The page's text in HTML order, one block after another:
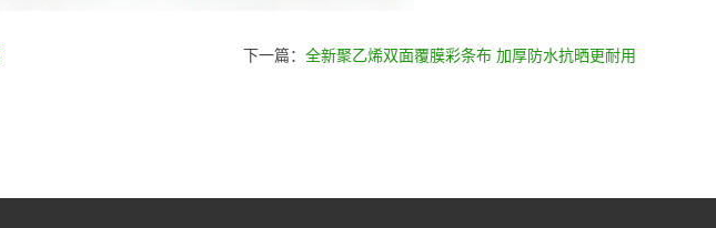
下一篇： 全新聚乙烯双面覆膜彩条布 加厚防水抗晒更耐用